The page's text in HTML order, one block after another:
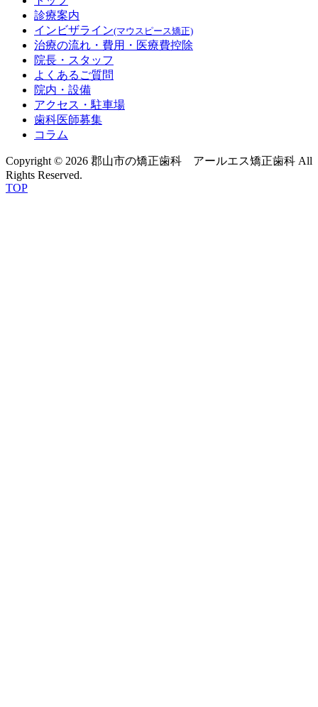
診療案内
インビザライン(マウスピース矯正)
治療の流れ・費用 ・医療費控除
院長・スタッフ
よくあるご質問
院内・設備
アクセス ・駐車場
歯科医師募集
コラム
Copyright © 2026 郡山市の矯正歯科 アールエス矯正歯科 All
Rights Reserved.
TOP